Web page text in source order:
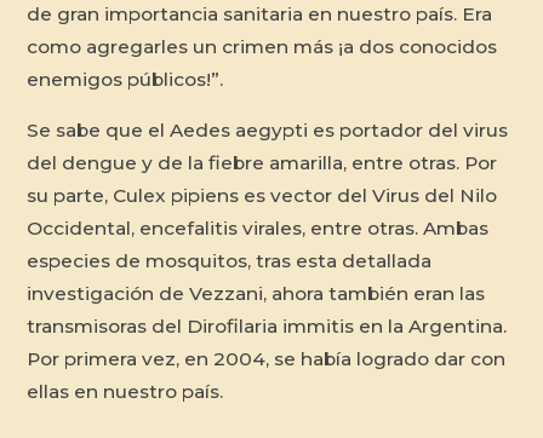
de gran importancia sanitaria en nuestro país. Era
como agregarles un crimen más ¡a dos conocidos
enemigos públicos!”.
Se sabe que elAedes aegypti es portador del virus
del dengue y de la fiebre amarilla, entre otras. Por
su parte, Culex pipiens es vector del Virus del Nilo
Occidental, encefalitis virales, entre otras. Ambas
especies de mosquitos, tras esta detallada
investigación de Vezzani, ahora también eran las
transmisoras del Dirofilaria immitis en la Argentina.
Por primera vez, en 2004, se había logrado dar con
ellas en nuestro país.